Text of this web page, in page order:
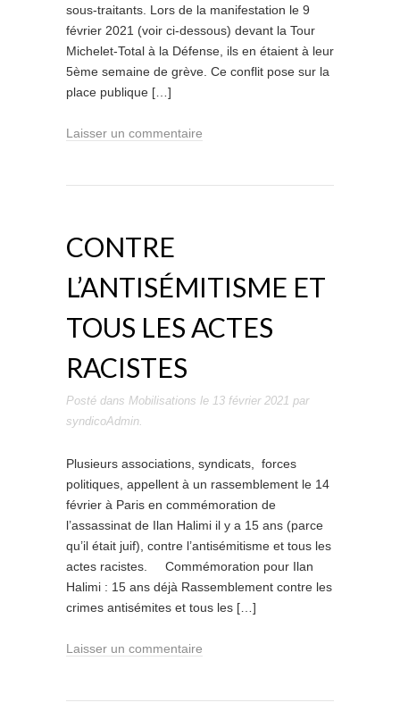
sous-traitants. Lors de la manifestation le 9
février 2021 (voir ci-dessous) devant la Tour
Michelet-Total à la Défense, ils en étaient à leur
5ème semaine de grève. Ce conflit pose sur la
place publique […]
Laisser un commentaire
CONTRE
L’ANTISÉMITISME ET
TOUS LES ACTES
RACISTES
Posté dans Mobilisations le 13 février 2021 par
syndicoAdmin.
Plusieurs associations, syndicats, forces
politiques, appellent à un rassemblement le 14
février à Paris en commémoration de
l’assassinat de Ilan Halimi il y a 15 ans (parce
qu’il était juif), contre l’antisémitisme et tous les
actes racistes. Commémoration pour Ilan
Halimi : 15 ans déjà Rassemblement contre les
crimes antisémites et tous les […]
Laisser un commentaire